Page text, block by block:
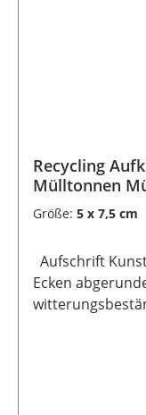
Recycling
Mülltonnen
Größe: 5 x 7,5 cm
Ecken